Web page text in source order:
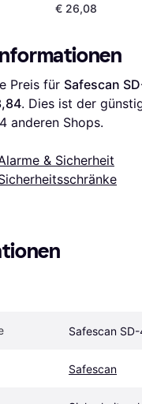
€ 26,08
Preis für Safescan
. Dies ist der
4 anderen Shops.
& Sicherheit
Safescan SD-
Safescan